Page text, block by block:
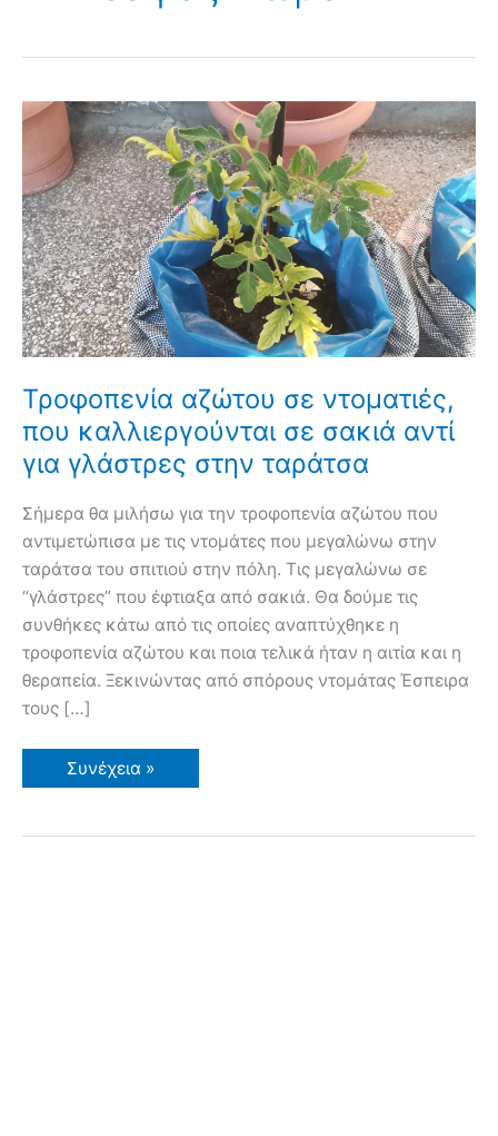
Τροφοπενία αζώτου σε ντοματιές,
που καλλιεργούνται σε σακιά αντί
για γλάστρες στην ταράτσα
Σήμερα θα μιλήσω για την τροφοπενία αζώτου που
αντιμετώπισα με τις ντομάτες που μεγαλώνω στην
ταράτσα του σπιτιού στην πόλη. Τις μεγαλώνω σε
“γλάστρες” που έφτιαξα από σακιά. Θα δούμε τις
συνθήκες κάτω από τις οποίες αναπτύχθηκε η
τροφοπενία αζώτου και ποια τελικά ήταν η αιτία και η
θεραπεία. Ξεκινώντας από σπόρους ντομάτας Έσπειρα
τους […]
Τροφοπενία
αζώτου
που
Συνέχεια »